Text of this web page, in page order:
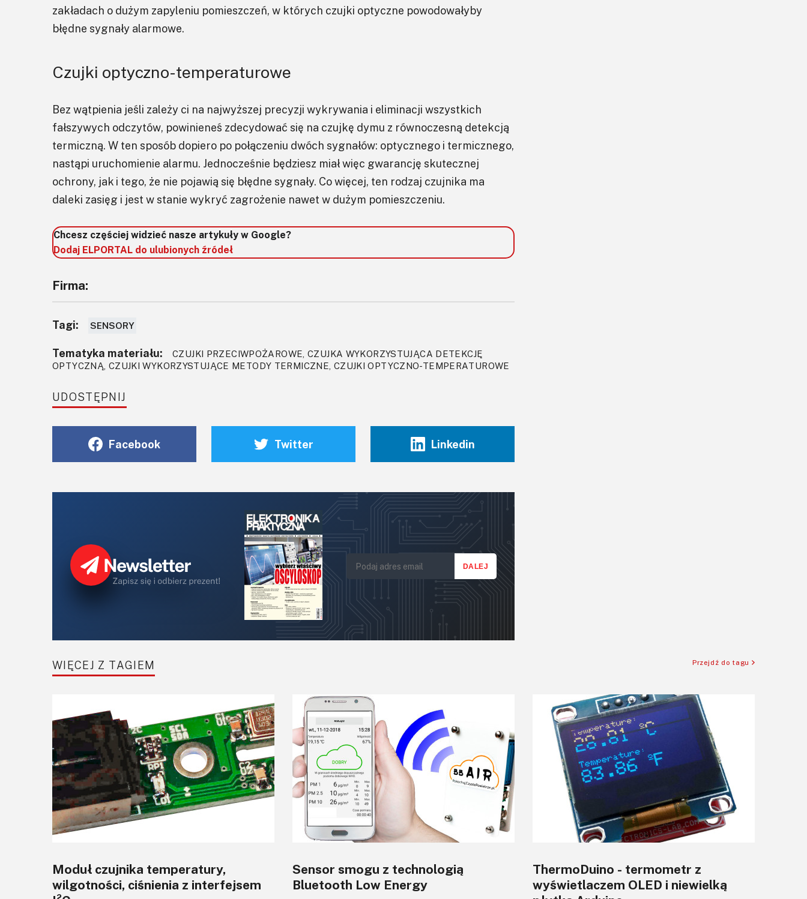
zakładach o dużym zapyleniu pomieszczeń, w których czujki optyczne powodowałyby
błędne sygnały alarmowe.
Czujki optyczno-temperaturowe
Bez wątpienia jeśli zależy ci na najwyższej precyzji wykrywania i eliminacji wszystkich
fałszywych odczytów, powinieneś zdecydować się na czujkę dymu z równoczesną detekcją
termiczną. W ten sposób dopiero po połączeniu dwóch sygnałów: optycznego i termicznego,
nastąpi uruchomienie alarmu. Jednocześnie będziesz miał więc gwarancję skutecznej
ochrony, jak i tego, że nie pojawią się błędne sygnały. Co więcej, ten rodzaj czujnika ma
daleki zasięg i jest w stanie wykryć zagrożenie nawet w dużym pomieszczeniu.
Chcesz częściej widzieć nasze artykuły w Google?
Dodaj ELPORTAL do ulubionych źródeł
Firma:
Tagi: SENSORY
Tematyka materiału:
CZUJKI PRZECIWPOŻAROWE, CZUJKA WYKORZYSTUJĄCA DETEKCJĘ
OPTYCZNĄ, CZUJKI WYKORZYSTUJĄCE METODY TERMICZNE, CZUJKI OPTYCZNO-TEMPERATUROWE
UDOSTĘPNIJ
Facebook Twitter Linkedin
WIĘCEJ Z TAGIEM Przejdź do tagu
Moduł czujnika temperatury,
wilgotności, ciśnienia z interfejsem
Sensor smogu z technologią
Bluetooth Low Energy
ThermoDuino - termometr z
wyświetlaczem OLED i niewielką